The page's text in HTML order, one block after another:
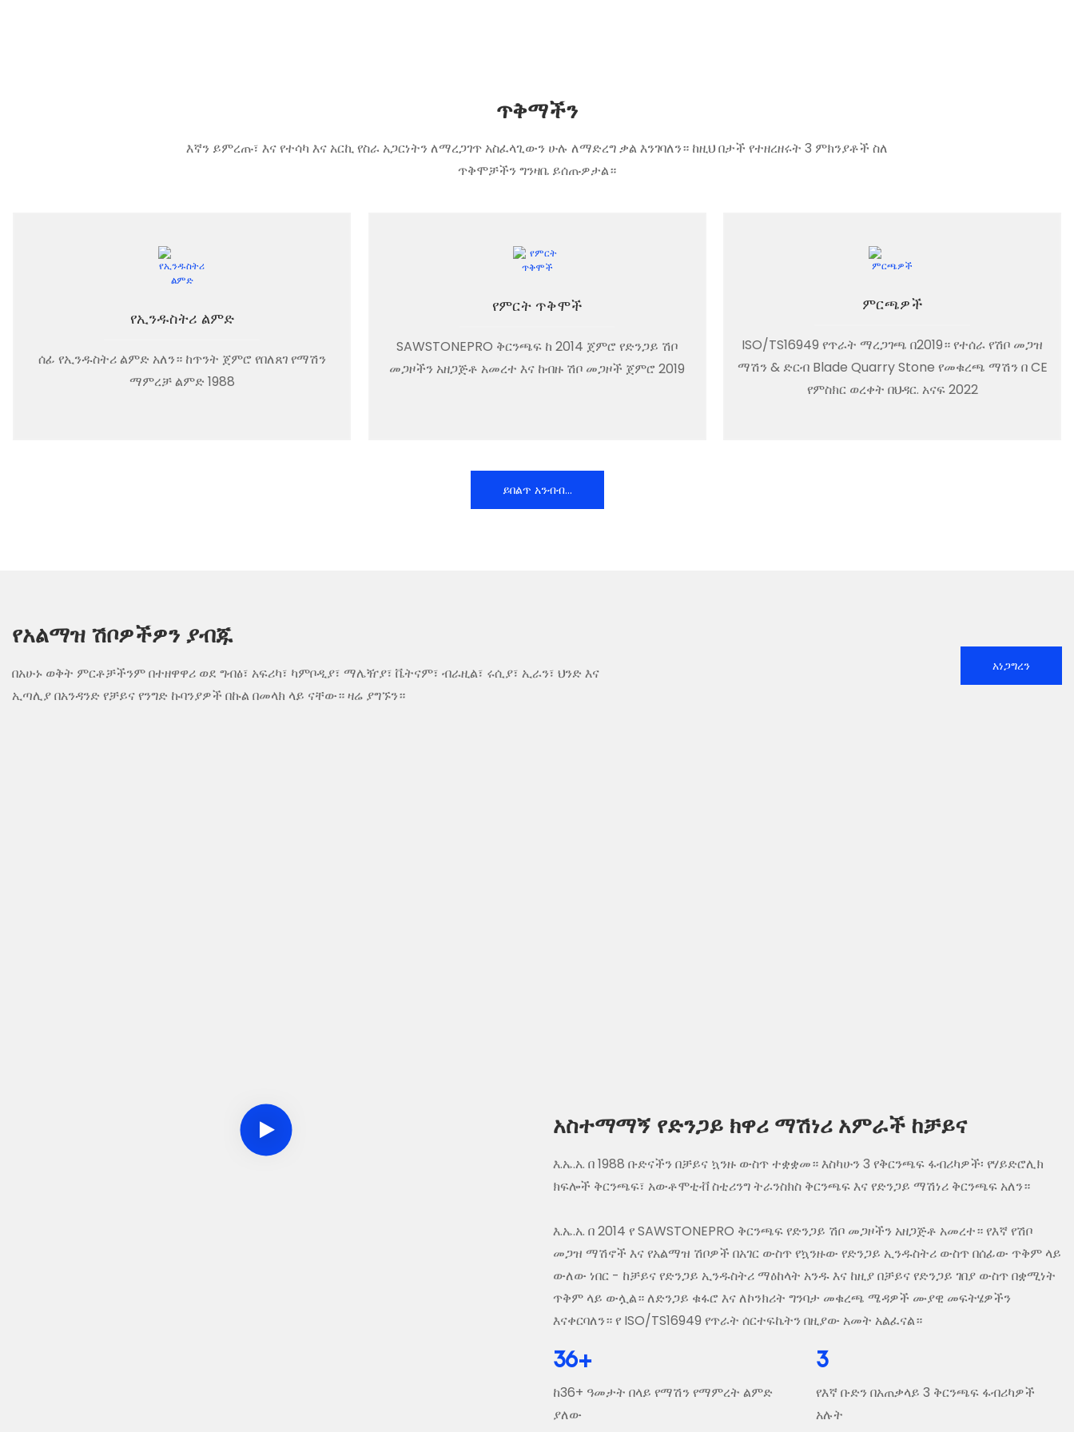
ጥቅማችን
እኛን ይምረጡ፣ እና የተሳካ እና አርኪ የስራ አጋርነትን ለማረጋገጥ አስፈላጊውን ሁሉ ለማድረግ ቃል እንገባለን። ከዚህ በታች የተዘረዘሩት 3 ምክንያቶች ስለ
ጥቅሞቻችን ግንዛቤ ይሰጡዎታል።
የኢንዱስትሪ ልምድ
ሰፊ የኢንዱስትሪ ልምድ አለን። ከጥንት ጀምሮ የበለጸገ የማሽን
ማምረቻ ልምድ 1988
የምርት ጥቅሞች
SAWSTONEPRO ቅርንጫፍ ከ 2014 ጀምሮ የድንጋይ ሽቦ
መጋዞችን አዘጋጅቶ አመረተ እና ከብዙ ሽቦ መጋዞች ጀምሮ 2019
ምርጫዎች
ISO/TS16949 የጥራት ማረጋገጫ በ2019። የተሰራ የሽቦ መጋዝ
ማሽን & ድርብ Blade Quarry Stone የመቁረጫ ማሽን በ CE
የምስክር ወረቀት በህዳር. አናፍ 2022
ይበልጥ አንብብ...
የአልማዝ ሽቦዎችዎን ያብጁ
በአሁኑ ወቅት ምርቶቻችንም በተዘዋዋሪ ወደ ግብፅ፣ አፍሪካ፣ ካምቦዲያ፣ ማሌዥያ፣ ቬትናም፣ ብራዚል፣ ሩሲያ፣ ኢራን፣ ህንድ እና
ኢጣሊያ በአንዳንድ የቻይና የንግድ ኩባንያዎች በኩል በመላክ ላይ ናቸው። ዛሬ ያግኙን።
አነጋግረን
አስተማማኝ የድንጋይ ክዋሪ ማሽነሪ አምራች ከቻይና
እ.ኤ.አ. በ 1988 ቡድናችን በቻይና ኳንዙ ውስጥ ተቋቋመ። እስካሁን 3 የቅርንጫፍ ፋብሪካዎች፡ የሃይድሮሊክ
ክፍሎች ቅርንጫፍ፣ አውቶሞቲቭ ስቲሪንግ ትራንስክስ ቅርንጫፍ እና የድንጋይ ማሽነሪ ቅርንጫፍ አለን።
እ.ኤ.አ. በ 2014 የ SAWSTONEPRO ቅርንጫፍ የድንጋይ ሽቦ መጋዞችን አዘጋጅቶ አመረተ። የእኛ የሽቦ
መጋዝ ማሽኖች እና የአልማዝ ሽቦዎች በአገር ውስጥ የኳንዙው የድንጋይ ኢንዱስትሪ ውስጥ በሰፊው ጥቅም ላይ
ውለው ነበር - ከቻይና የድንጋይ ኢንዱስትሪ ማዕከላት አንዱ እና ከዚያ በቻይና የድንጋይ ገበያ ውስጥ በቋሚነት
ጥቅም ላይ ውሏል። ለድንጋይ ቁፋሮ እና ለኮንክሪት ግንባታ መቁረጫ ሜዳዎች ሙያዊ መፍትሄዎችን
እናቀርባለን። የ ISO/TS16949 የጥራት ሰርተፍኬትን በዚያው አመት አልፈናል።
36+
ከ36+ ዓመታት በላይ የማሽን የማምረት ልምድ
ያለው
3
የእኛ ቡድን በአጠቃላይ 3 ቅርንጫፍ ፋብሪካዎች
አሉት